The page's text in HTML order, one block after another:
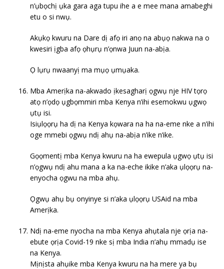
n’ụbọchị ụka gara aga tupu ihe a e mee mana amabeghi
etu o si nwụ.
Akụkọ kwuru na Dare dị afọ iri anọ na abụọ nakwa na o
kwesiri ịgba afọ ọhụrụ n’ọnwa Juun na-abịa.
Ọ lụrụ nwaanyị ma mụọ ụmụaka.
Mba Amerịka na-akwado ịkesagharị ọgwụ nje HIV tọrọ
atọ n’ọdọ ụgbọmmiri mba Kenya n’ihi esemokwu ụgwọ
ụtụ isi.
Isiụlọọrụ ha dị na Kenya kọwara na ha na-eme nke a n’ihi
oge mmebi ọgwụ ndị ahụ na-abịa n’ike n’ike.
Gọọmentị mba Kenya kwuru na ha ewepula ụgwọ ụtụ isi
n’ọgwụ ndị ahu mana a ka na-eche ikike n’aka ụlọọrụ na-
enyocha ọgwu na mba ahụ.
Ọgwụ ahụ bụ onyinye si n’aka ụlọọrụ USAid na mba
Amerịka.
Ndị na-eme nyocha na mba Kenya ahụtala nje ọrịa na-
ebute ọrịa Covid-19 nke sị mba India n’ahụ mmadụ ise
na Kenya.
Mịnịsta ahụike mba Kenya kwuru na ha mere ya bụ